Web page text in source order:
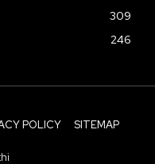
309
246
POLICY SITEMAP